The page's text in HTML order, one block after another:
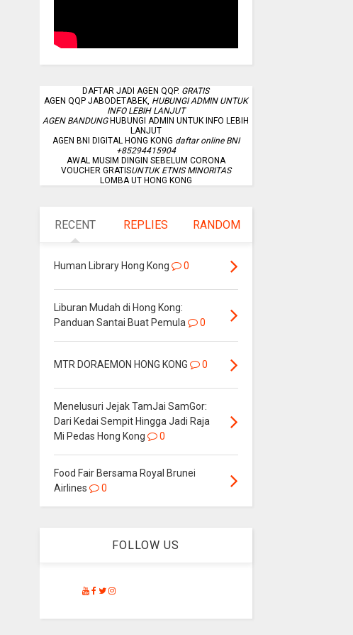
DAFTAR JADI AGEN QQP. GRATIS
AGEN QQP JABODETABEK, HUBUNGI ADMIN UNTUK
INFO LEBIH LANJUT
AGEN BANDUNGHUBUNGI ADMIN UNTUK INFO LEBIH
LANJUT
AGEN BNI DIGITAL HONG KONG daftar online BNI
+85294415904
AWAL MUSIM DINGIN SEBELUM CORONA
VOUCHER GRATISUNTUK ETNIS MINORITAS
LOMBA UT HONG KONG
RECENT REPLIES RANDOM
Human Library Hong Kong 0
Liburan Mudah di Hong Kong:
Panduan Santai Buat Pemula
0
MTR DORAEMON HONG KONG 0
Menelusuri Jejak TamJai SamGor:
Dari Kedai Sempit Hingga Jadi Raja
Mi Pedas Hong Kong
0
Food Fair Bersama Royal Brunei
Airlines
0
FOLLOW US